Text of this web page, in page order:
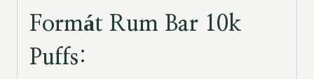
Formát Rum Bar 10k
Puffs: